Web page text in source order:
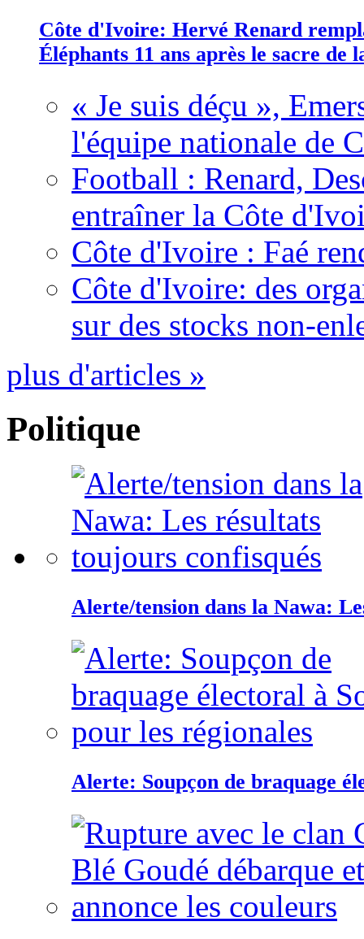
Côte d'Ivoire: Hervé Renard
Éléphants 11 ans après le sacre de
« Je suis déçu »,
l'équipe nationale de
Football : Renard,
entraîner la Côte
Côte d'Ivoire : Faé
Côte d'Ivoire: des
sur des stocks non-
plus d'articles »
Politique
Alerte/tension dans la Nawa:
Alerte: Soupçon de braquage